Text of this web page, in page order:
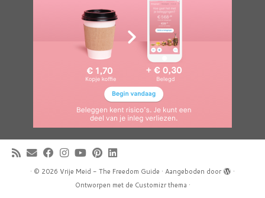
· © 2026 Vrije Meid - The Freedom Guide · Aangeboden door
·
Ontworpen met de Customizr thema ·